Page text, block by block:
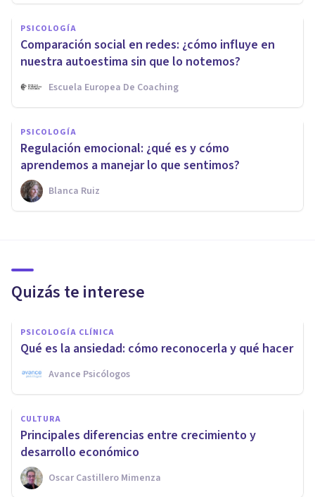
PSICOLOGÍA
Comparación social en redes: ¿cómo influye en
nuestra autoestima sin que lo notemos?
Escuela Europea De Coaching
PSICOLOGÍA
Regulación emocional: ¿qué es y cómo
aprendemos a manejar lo que sentimos?
Blanca Ruiz
Quizás te interese
PSICOLOGÍA CLÍNICA
Qué es la ansiedad: cómo reconocerla y qué hacer
Avance Psicólogos
CULTURA
Principales diferencias entre crecimiento y
desarrollo económico
Oscar Castillero Mimenza